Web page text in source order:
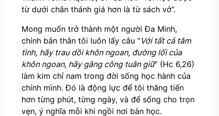
từ dưới chân thánh giá hơn là từ sách vở”.
Mong muốn trở thành một người Đa Minh,
chính bản thân tôi luôn lấy câu “Với tất cả tâm
tình, hãy trau dồi khôn ngoan, đường lối của
khôn ngoan, hãy gắng công tuân giữ” (Hc 6,26)
làm kim chỉ nam trong đời sống học hành của
chính mình. Đó là động lực để tôi thăng tiến
hơn từng phút, từng ngày, và để sống cho trọn
vẹn, ý nghĩa mỗi khi ngồi nơi bàn học.